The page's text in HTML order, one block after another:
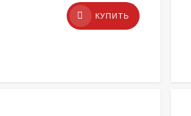
КУПИТЬ